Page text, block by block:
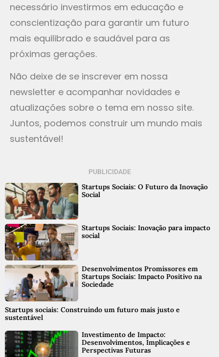
necessário investirmos em educação e
conscientização para garantir um futuro
mais equilibrado e saudável para as
próximas gerações.
Não deixe de se inscrever em nossa
newsletter e acompanhar novidades e
atualizações sobre o tema em nosso site.
Juntos, podemos construir um mundo mais
sustentável!
PUBLICIDADE
Startups Sociais: O Futuro da Inovação
Social
Startups Sociais: Inovação para impacto
social
Desenvolvimentos Promissores em
Startups Sociais: Impacto Positivo na
Sociedade
Startups sociais: Construindo um futuro mais justo e
sustentável
Investimento de Impacto:
Desenvolvimentos, Implicações e
Perspectivas Futuras